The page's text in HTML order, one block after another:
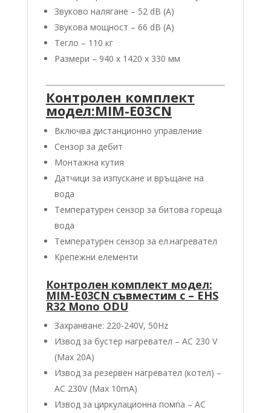
Звуково налягане – 52 dB (A)
Звукова мощност – 66 dB (A)
Тегло – 110 кг
Размери – 940 x 1420 x 330 мм
Контролен комплект
модел:MIM-E03CN
Включва дистанционно управление
Сензор за дебит
Монтажна кутия
Датчици за изпускане и връщане на
вода
Температурен сензор за битова гореща
вода
Температурен сензор за ел.нагревател
Крепежни елементи
Контролен комплект модел:
MIM-E03CN съвместим с – EHS
R32 Mono ODU
Захранване: 220-240V, 50Hz
Извод за бустер нагревател – AC 230 V
(Max 20A)
Извод за резервен нагревател (котел) –
AC 230V (Max 10mA)
Извод за циркулационна помпа – AC